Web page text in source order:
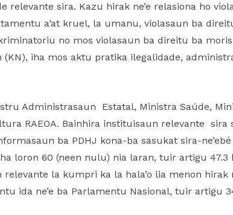
sira. Kazu hirak ne’e relasiona ho
a’at kruel, la umanu, violasaun ba
no mos violasaun ba direitu ba moris
iha mos aktu pratika ilegalidade,
Administrasaun Estatal, Ministra Saúde,
RAEOA. Bainhira instituisaun relevante sira
ba PDHJ kona-ba sasukat sira-
loron 60 (neen nulu) nia laran, tuir artigu 47.3
la kumpri ka la hala’o lia menon hirak
ida ne’e ba Parlamentu Nasional, tuir artigu